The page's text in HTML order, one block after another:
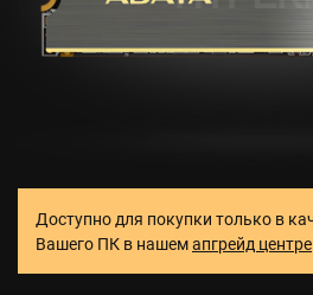
Доступно для покупки только в
Вашего ПК в нашемапгрейд центре